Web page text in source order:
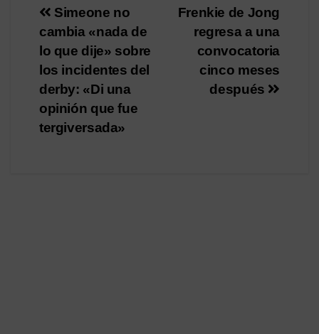
Navegación
de
entradas
Frenkie de Jong
regresa a una
convocatoria
cinco meses
después
Simeone no
cambia «nada de
lo que dije» sobre
los incidentes del
derby: «Di una
opinión que fue
tergiversada»